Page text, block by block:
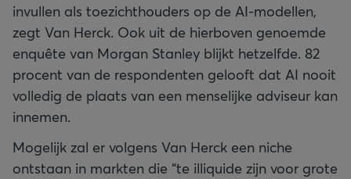
invullen als toezichthouders op de AI-modellen,
zegt Van Herck. Ook uit de hierboven genoemde
enquête van Morgan Stanley blijkt hetzelfde. 82
procent van de respondenten gelooft dat AI nooit
volledig de plaats van een menselijke adviseur kan
innemen.
Mogelijk zal er volgens Van Herck een niche
ontstaan in markten die “te illiquide zijn voor grote